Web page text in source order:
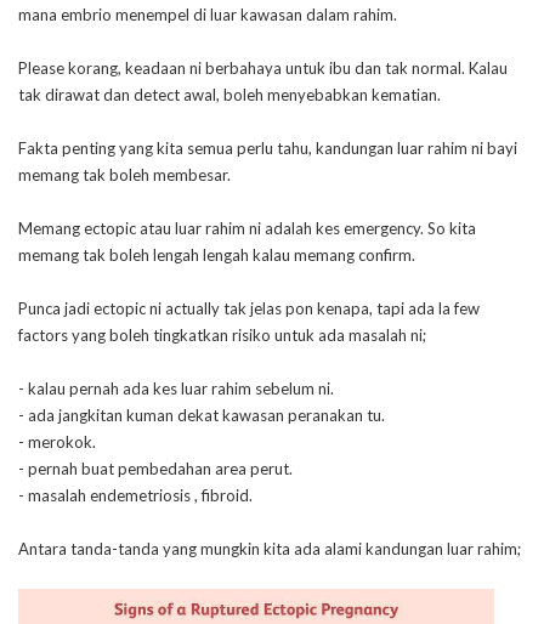
mana embrio menempel di luar kawasan dalam rahim.
Please korang, keadaan ni berbahaya untuk ibu dan tak normal. Kalau
tak dirawat dan detect awal, boleh menyebabkan kematian.
Fakta penting yang kita semua perlu tahu, kandungan luar rahim ni bayi
memang tak boleh membesar.
Memang ectopic atau luar rahim ni adalah kes emergency. So kita
memang tak boleh lengah lengah kalau memang confirm.
Punca jadi ectopic ni actually tak jelas pon kenapa, tapi ada la few
factors yang boleh tingkatkan risiko untuk ada masalah ni;
- kalau pernah ada kes luar rahim sebelum ni.
- ada jangkitan kuman dekat kawasan peranakan tu.
- merokok.
- pernah buat pembedahan area perut.
- masalah endemetriosis , fibroid.
Antara tanda-tanda yang mungkin kita ada alami kandungan luar rahim;